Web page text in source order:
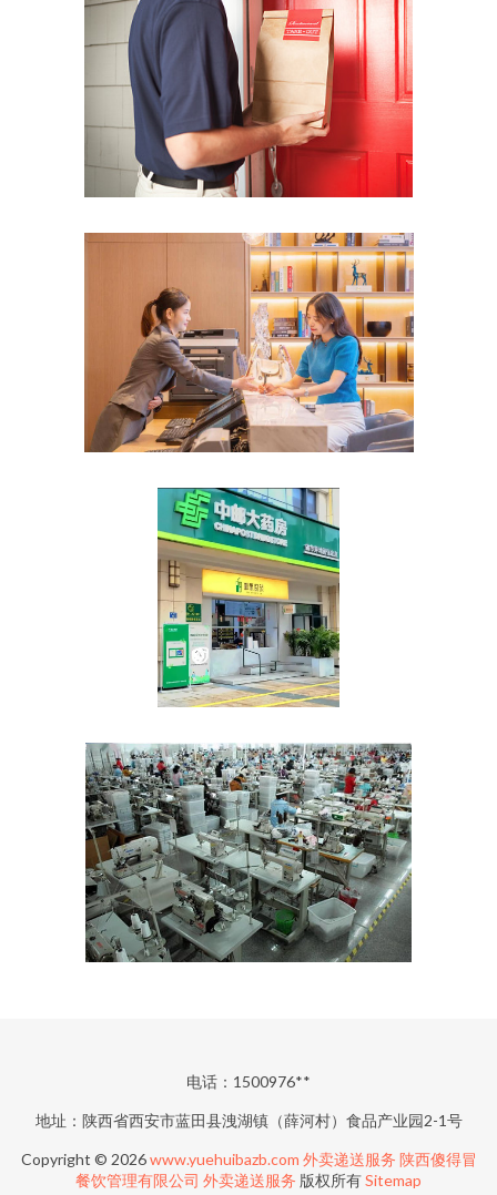
电话：1500976**
地址：陕西省西安市蓝田县洩湖镇（薛河村）食品产业园2-1号
Copyright © 2026www.yuehuibazb.com 外卖递送服务 陕西傻得冒
餐饮管理有限公司 外卖递送服务 版权所有Sitemap